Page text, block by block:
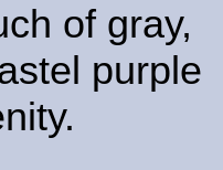
of gray,
purple